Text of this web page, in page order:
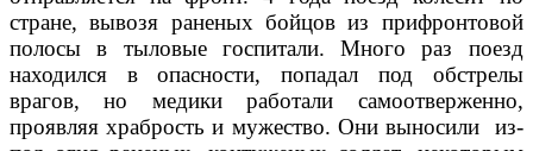
стране, вывозя раненых бойцов из прифронтовой
полосы в тыловые госпитали. Много раз поезд
находился в опасности, попадал под обстрелы
врагов, но медики работали самоотверженно,
проявляя храбрость и мужество. Они выносили из-